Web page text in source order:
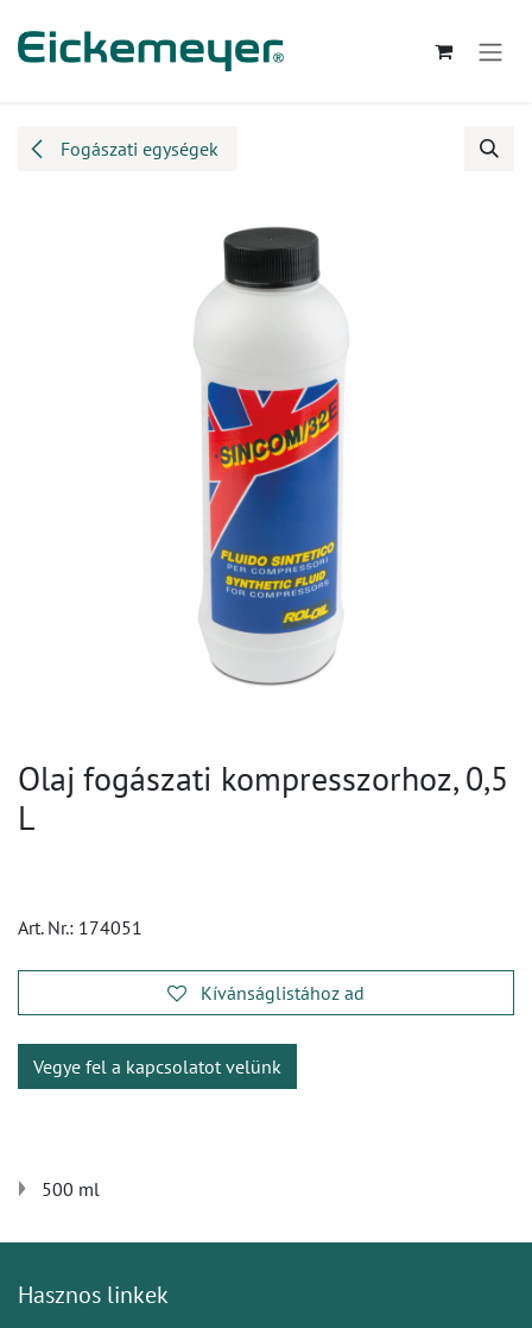
Fogászati egységek
Olaj fogászati kompresszorhoz, 0,5
L
Art. Nr.: 174051
Kívánságlistához ad
Vegye fel a kapcsolatot velünk
500 ml
Hasznos linkek